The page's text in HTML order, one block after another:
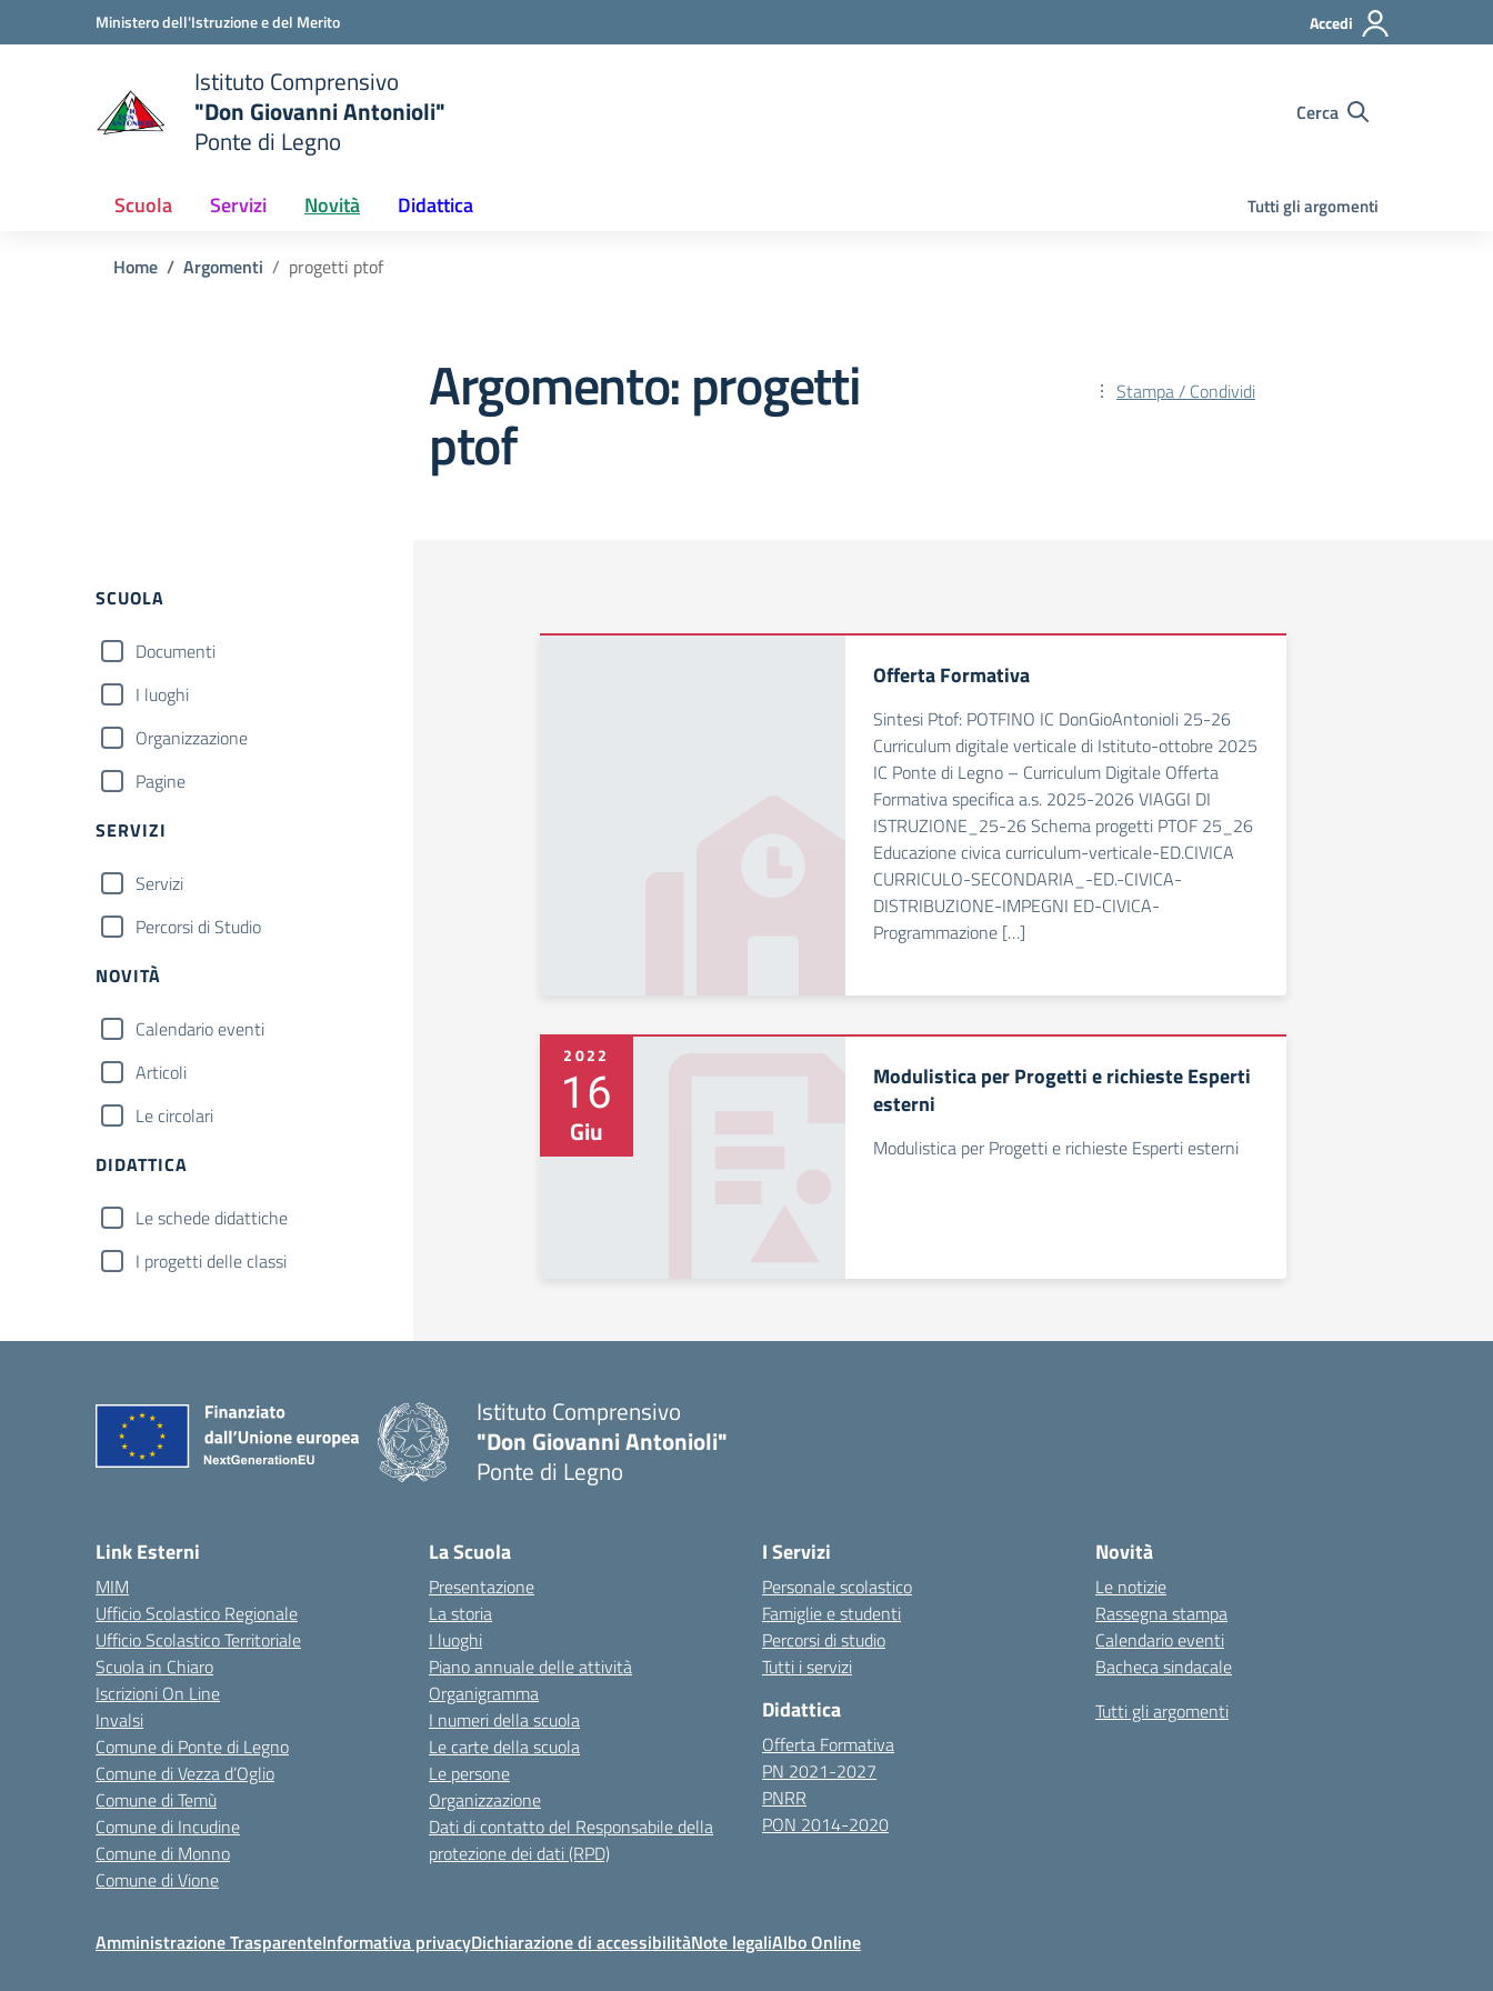
Vai ai contenuti
Vai al menu di navigazioneMinistero dell'Istruzione e del Merito Accedi
scuola
Istituto Comprensivo
"Don Giovanni Antonioli"
Ponte di Legno
Cerca
Scuola Servizi Novità Didattica Tutti gli argomenti
Home Argomenti progetti ptof
Argomento: progetti
ptof
Stampa / Condividi
Filtri
SCUOLA
Documenti
I luoghi
Organizzazione
Pagine
SERVIZI
Servizi
Percorsi di Studio
NOVITÀ
Calendario eventi
Articoli
Le circolari
DIDATTICA
Le schede didattiche
I progetti delle classi
Offerta Formativa
Sintesi Ptof: POTFINO IC DonGioAntonioli 25-26
Curriculum digitale verticale di Istituto-ottobre 2025
IC Ponte di Legno – Curriculum Digitale Offerta
Formativa specifica a.s. 2025-2026 VIAGGI DI
ISTRUZIONE_25-26 Schema progetti PTOF 25_26
Educazione civica curriculum-verticale-ED.CIVICA
CURRICULO-SECONDARIA_-ED.-CIVICA-
DISTRIBUZIONE-IMPEGNI ED-CIVICA-
Programmazione […]
2022
16
Giu
Modulistica per Progetti e richieste Esperti
esterni
Modulistica per Progetti e richieste Esperti esterni
Istituto Comprensivo
"Don Giovanni Antonioli"
Ponte di Legno
Link Esterni
MIM
Ufficio Scolastico Regionale
Ufficio Scolastico Territoriale
Scuola in Chiaro
Iscrizioni On Line
Invalsi
Comune di Ponte di Legno
Comune di Vezza d’Oglio
Comune di Temù
Comune di Incudine
Comune di Monno
Comune di Vione
La Scuola
Presentazione
La storia
I luoghi
Piano annuale delle attività
Organigramma
I numeri della scuola
Le carte della scuola
Le persone
Organizzazione
Dati di contatto del Responsabile della
protezione dei dati (RPD)
I Servizi
Personale scolastico
Famiglie e studenti
Percorsi di studio
Tutti i servizi
Didattica
Offerta Formativa
PN 2021-2027
PNRR
PON 2014-2020
Novità
Le notizie
Rassegna stampa
Calendario eventi
Bacheca sindacale
Tutti gli argomenti
Amministrazione TrasparenteInformativa privacyDichiarazione di accessibilitàNote legaliAlbo Online